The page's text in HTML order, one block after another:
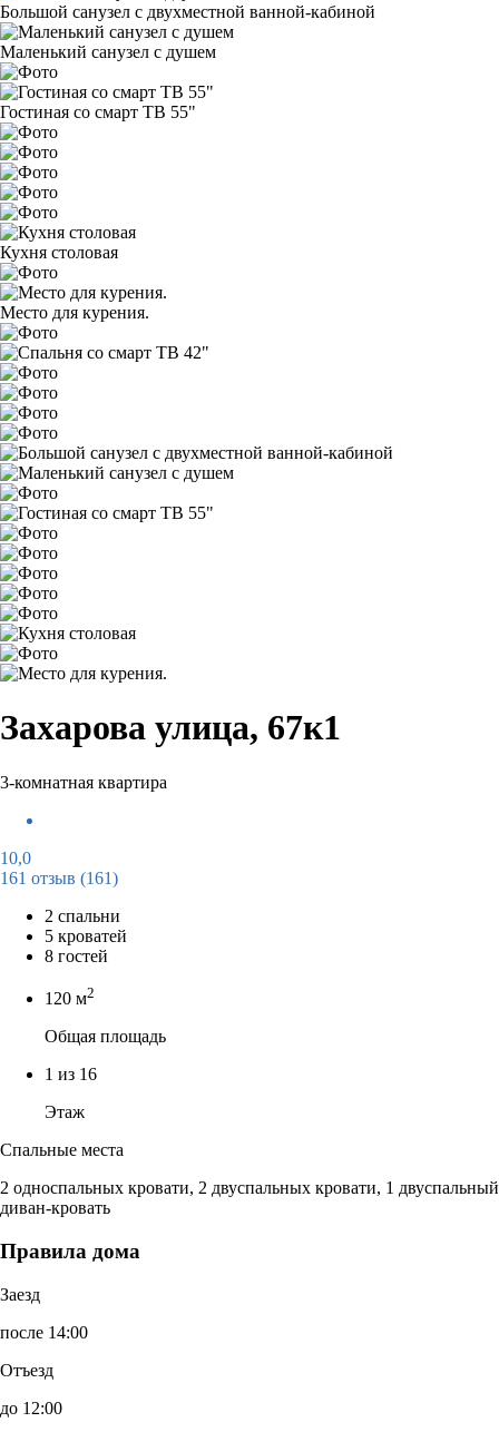
Большой санузел с двухместной ванной-кабиной
Маленький санузел с душем
Гостиная со смарт ТВ 55"
Кухня столовая
Место для курения.
Захарова улица, 67к1
3-комнатная квартира
10,0
161 отзыв (161)
2 спальни
5 кроватей
8 гостей
120 м2
Общая площадь
1 из 16
Этаж
Спальные места
2 односпальных кровати, 2 двуспальных кровати, 1 двуспальный
диван-кровать
Правила дома
Заезд
после 14:00
Отъезд
до 12:00